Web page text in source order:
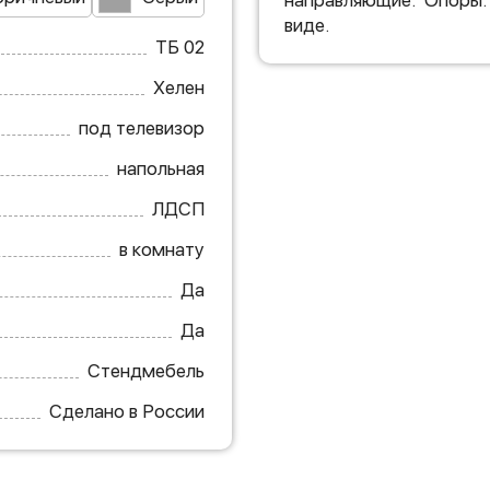
ТБ 02
Хелен
под телевизор
напольная
ЛДСП
в комнату
Да
Да
Стендмебель
Сделано в России
виде.